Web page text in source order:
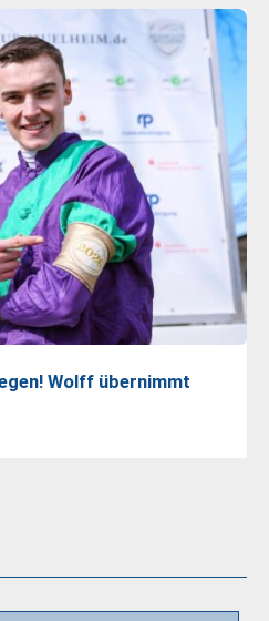
Wolff übernimmt